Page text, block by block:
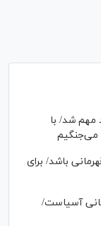
حضورمان در ۲ رویداد مهم شد/ با
می‌جنگیم
باشد/ برای
آسیاست/